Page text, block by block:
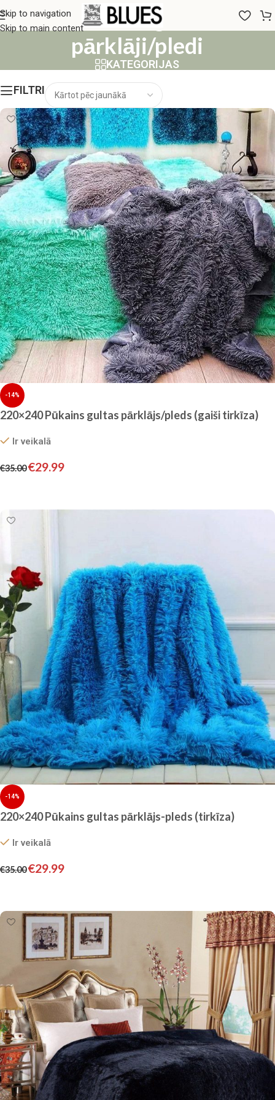
Skip to navigation
Skip to main contentPūkainie gultas
pārklāji/pledi
KATEGORIJAS
FILTRI
-14%
220×240 Pūkains gultas pārklājs/pleds (gaiši tirkīza)
Ir veikalā
€35.00€29.99
-14%
220×240 Pūkains gultas pārklājs-pleds (tirkīza)
Ir veikalā
€35.00€29.99